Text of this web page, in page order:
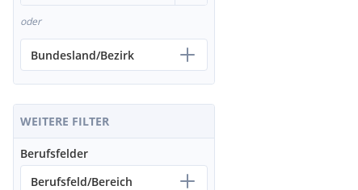
oder
Bundesland/Bezirk
WEITERE FILTER
Berufsfelder
Berufsfeld/Bereich